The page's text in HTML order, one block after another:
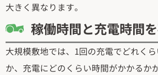
大きく異なります。
稼働時間と充電時間
大規模敷地では、1回の充電でどれく
か、充電にどのくらい時間がかかるか